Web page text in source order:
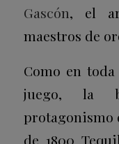
Gascón, el
maestros de
Como en
juego, la
protagonismo
de 1800